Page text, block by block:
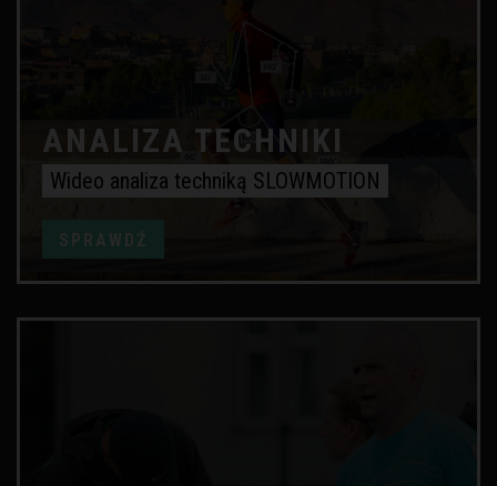
ANALIZA TECHNIKI
Wideo analiza techniką SLOWMOTION
SPRAWDŹ